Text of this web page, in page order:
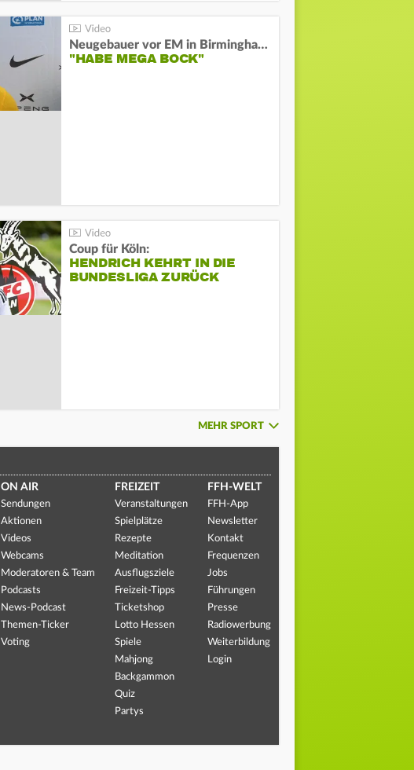
Neugebauer vor EM in Birmingham:
"HABE MEGA BOCK"
Coup für Köln:
HENDRICH KEHRT IN DIE
BUNDESLIGA ZURÜCK
MEHR SPORT
ON AIR
Sendungen
Aktionen
Videos
Webcams
Moderatoren & Team
Podcasts
News-Podcast
Themen-Ticker
Voting
FREIZEIT
Veranstaltungen
Spielplätze
Rezepte
Meditation
Ausflugsziele
Freizeit-Tipps
Ticketshop
Lotto Hessen
Spiele
Mahjong
Backgammon
Quiz
Partys
FFH-WELT
FFH-App
Newsletter
Kontakt
Frequenzen
Jobs
Führungen
Presse
Radiowerbung
Weiterbildung
Login